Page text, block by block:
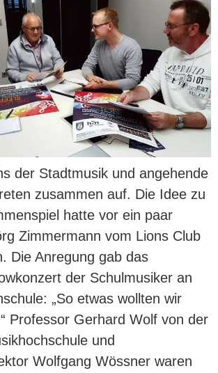
der Stadtmusik und angehende
zusammen auf. Die Idee zu
hatte vor ein paar
Zimmermann vom Lions Club
Die Anregung gab das
der Schulmusiker an
„So etwas wollten wir
Professor Gerhard Wolf von der
und
Wolfgang Wössner waren